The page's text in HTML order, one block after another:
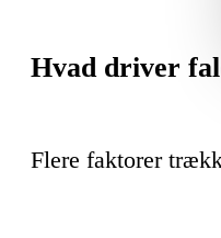
Hvad driver
Flere faktorer